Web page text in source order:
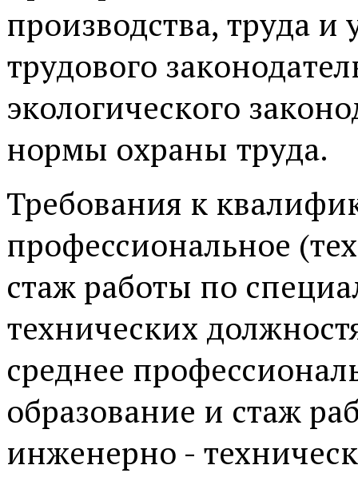
производства, труда
трудового
экологического
нормы охраны труда.
Требования к
профессиональное
стаж работы по
технических
среднее
образование и стаж
инженерно -